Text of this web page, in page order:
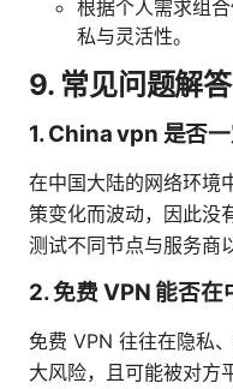
根据个人需求组
私与灵活性。
9. 常见问题解答
1. China vpn 是否
在中国大陆的网络环境
策变化而波动，因此没
测试不同节点与服务商
2. 免费 VPN 能否在
免费 VPN 往往在隐私
大风险，且可能被对方